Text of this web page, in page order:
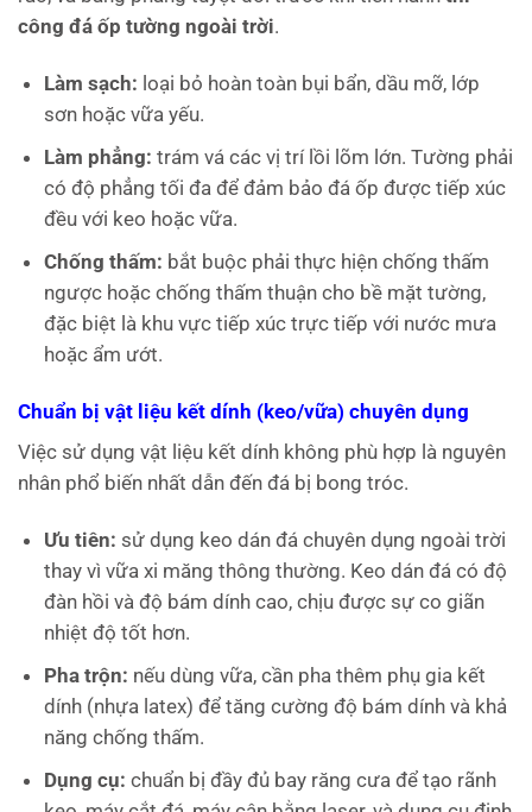
công đá ốp tường ngoài trời.
Làm sạch: loại bỏ hoàn toàn bụi bẩn, dầu mỡ, lớp
sơn hoặc vữa yếu.
Làm phẳng: trám vá các vị trí lồi lõm lớn. Tường phải
có độ phẳng tối đa để đảm bảo đá ốp được tiếp xúc
đều với keo hoặc vữa.
Chống thấm: bắt buộc phải thực hiện chống thấm
ngược hoặc chống thấm thuận cho bề mặt tường,
đặc biệt là khu vực tiếp xúc trực tiếp với nước mưa
hoặc ẩm ướt.
Chuẩn bị vật liệu kết dính (keo/vữa) chuyên dụng
Việc sử dụng vật liệu kết dính không phù hợp là nguyên
nhân phổ biến nhất dẫn đến đá bị bong tróc.
Ưu tiên: sử dụng keo dán đá chuyên dụng ngoài trời
thay vì vữa xi măng thông thường. Keo dán đá có độ
đàn hồi và độ bám dính cao, chịu được sự co giãn
nhiệt độ tốt hơn.
Pha trộn: nếu dùng vữa, cần pha thêm phụ gia kết
dính (nhựa latex) để tăng cường độ bám dính và khả
năng chống thấm.
Dụng cụ: chuẩn bị đầy đủ bay răng cưa để tạo rãnh